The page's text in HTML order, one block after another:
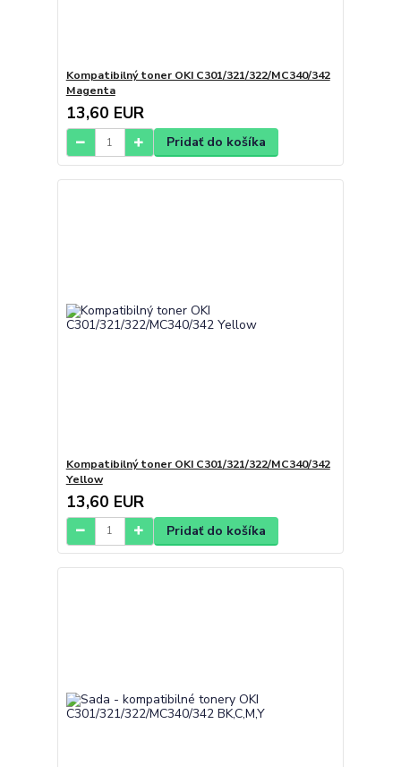
Kompatibilný toner OKI C301/321/322/MC340/342
Magenta
13,60 EUR
Pridať do košíka
Kompatibilný toner OKI C301/321/322/MC340/342
Yellow
13,60 EUR
Pridať do košíka